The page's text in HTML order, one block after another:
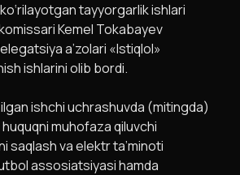
tayyorgarlik ishlari
Kemel Tokabayev
a’zolari «Istiqlol»
ishlarini olib bordi.
ishchi uchrashuvda (mitingda)
muhofaza qiluvchi
saqlash va elektr ta’minoti
assosiatsiyasi hamda